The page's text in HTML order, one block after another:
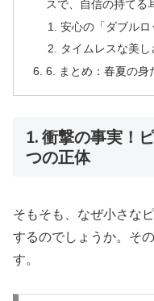
スで、自信の持てる
安心の「ダブルロ
タイムレスな美し
6. まとめ：春夏の身
1. 衝撃の事実！
つの正体
そもそも、なぜ小さな
するのでしょうか。そ
す。